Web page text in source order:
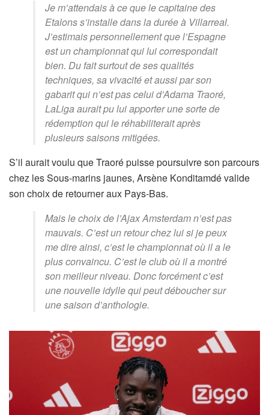
Je m’attendais à ce que le capitaine des
Etalons s’installe dans la durée à Villarreal.
J’estimais personnellement que l’Espagne
est un championnat qui lui correspondait
bien. Du fait surtout de ses qualités
techniques, sa vivacité et aussi par son
gabarit qui n’est pas celui d’Adama Traoré,
LaLiga aurait pu lui apporter une sorte de
rédemption qui le réhabiliterait après
plusieurs saisons mitigées.
S’il aurait voulu que Traoré puisse poursuivre son parcours
chez les Sous-marins jaunes, Arsène Konditamdé valide
son choix de retourner aux Pays-Bas.
Mais le choix de l’Ajax Amsterdam n’est pas
mauvais. C’est un retour chez lui si je peux
me dire ainsi, c’est le championnat où il a le
plus convaincu. C’est le club où il a montré
son meilleur niveau. Donc forcément c’est
une nouvelle idylle qui peut déboucher sur
une saison d’anthologie.